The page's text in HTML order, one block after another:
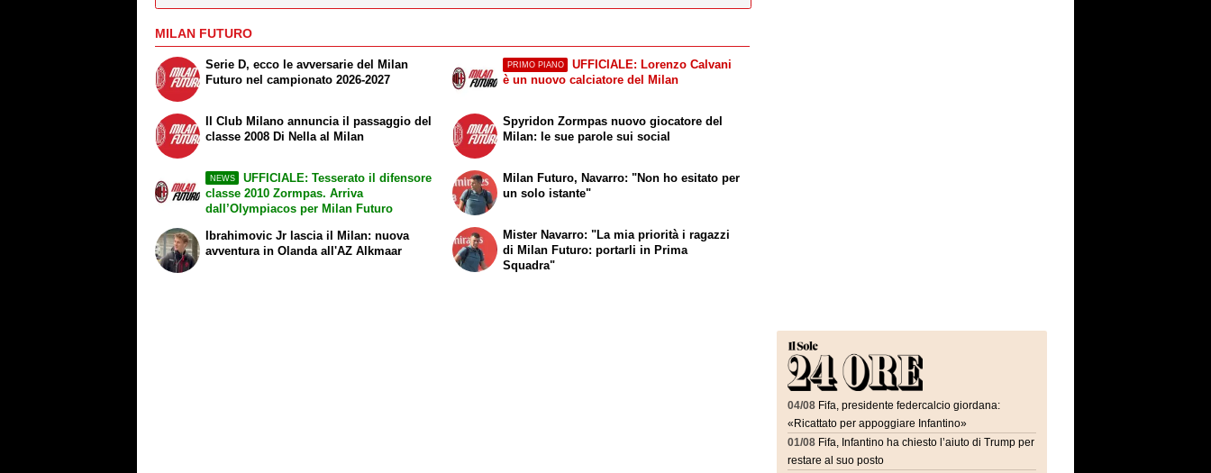
MILAN FUTURO
Serie D, ecco le avversarie del Milan
Futuro nel campionato 2026-2027
Il Club Milano annuncia il passaggio del
classe 2008 Di Nella al Milan
PRIMO PIANO
UFFICIALE: Lorenzo Calvani
è un nuovo calciatore del Milan
Spyridon Zormpas nuovo giocatore del
Milan: le sue parole sui social
NEWS
UFFICIALE: Tesserato il difensore
classe 2010 Zormpas. Arriva
dall’Olympiacos per Milan Futuro
Ibrahimovic Jr lascia il Milan: nuova
avventura in Olanda all'AZ Alkmaar
Milan Futuro, Navarro: "Non ho esitato per
un solo istante"
Mister Navarro: "La mia priorità i ragazzi
di Milan Futuro: portarli in Prima
Squadra"
04/08 Fifa, presidente federcalcio giordana:
«Ricattato per appoggiare Infantino»
01/08 Fifa, Infantino ha chiesto l’aiuto di Trump per
restare al suo posto